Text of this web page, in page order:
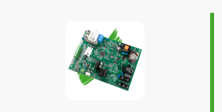
Максимальный расход природного газа
3,51 м³/час